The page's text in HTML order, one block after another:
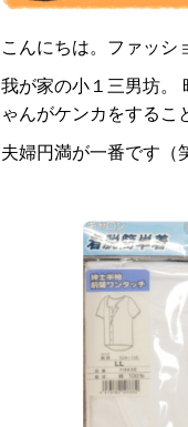
こんにちは。ファッ
我が家の小１三男坊。
ゃんがケンカをするこ
夫婦円満が一番です（